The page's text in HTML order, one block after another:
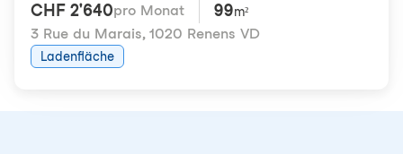
CHF 2'640pro Monat 99m²
3 Rue du Marais, 1020 Renens VD
Ladenfläche